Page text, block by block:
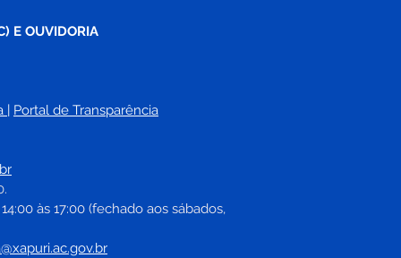
E OUVIDORIA
| Portal de Transparência
às 17:00 (fechado aos sábados,